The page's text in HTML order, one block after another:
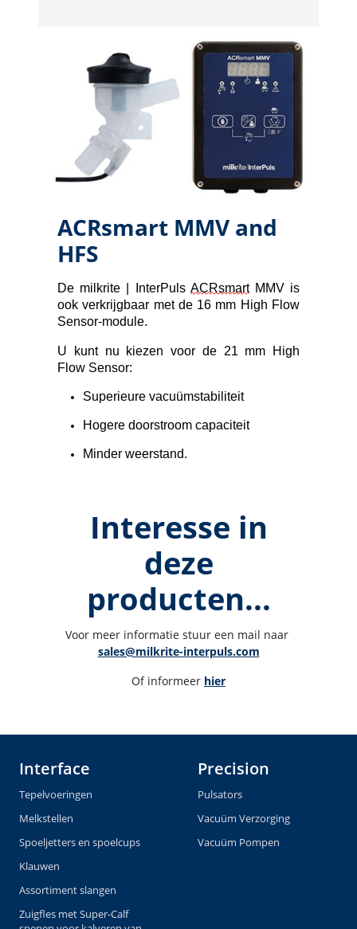
ACRsmart MMV and
HFS
De milkrite | InterPuls ACRsmart MMV is
ook verkrijgbaar met de 16 mm High Flow
Sensor-module.
U kunt nu kiezen voor de 21 mm High
Flow Sensor:
Superieure vacuümstabiliteit
Hogere doorstroom capaciteit
Minder weerstand.
Interesse in
deze
producten...
Voor meer informatie stuur een mail naar
sales@milkrite-interpuls.com
Of informeer hier
Interface
Tepelvoeringen
Melkstellen
Spoeljetters en spoelcups
Klauwen
Assortiment slangen
Zuigfles met Super-Calf
Precision
Pulsators
Vacuüm Verzorging
Vacuüm Pompen